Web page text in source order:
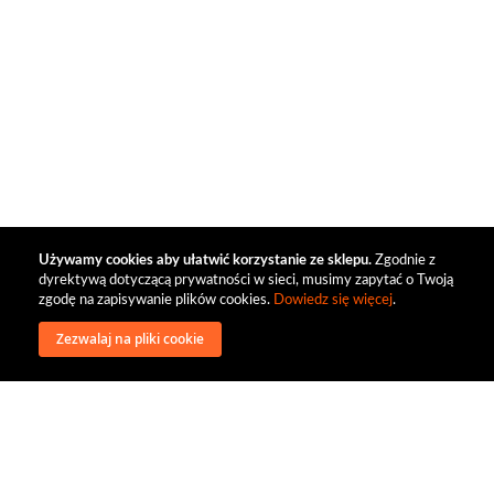
Używamy cookies aby ułatwić korzystanie ze sklepu. Zgodnie z
dyrektywą dotyczącą prywatności w sieci, musimy zapytać o Twoją
zgodę na zapisywanie plików cookies. Dowiedz się więcej.
Zezwalaj na pliki cookie